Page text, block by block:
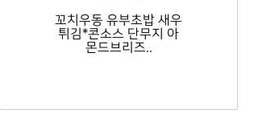
꼬치우동 유부초밥 새우
튀김*콘소스 단무지 아
몬드브리즈..